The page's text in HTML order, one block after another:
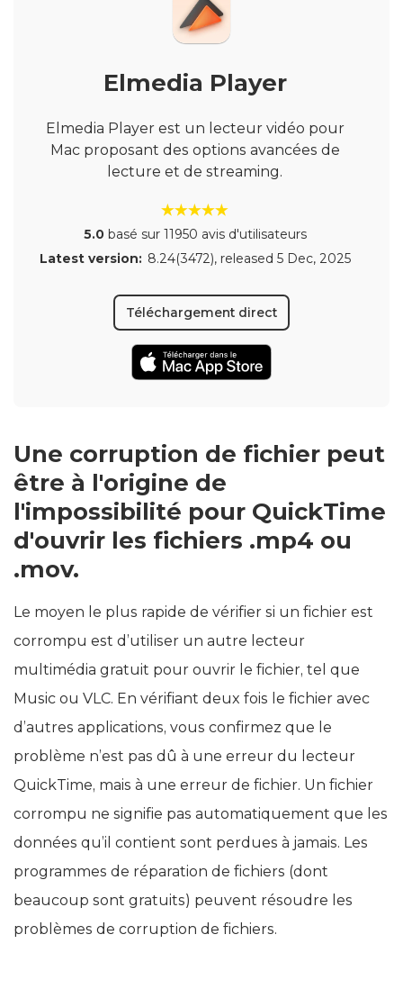
Elmedia Player
Elmedia Player est un lecteur vidéo pour
Mac proposant des options avancées de
lecture et de streaming.
5.0 basé sur 11950 avis d'utilisateurs
Latest version: 8.24(3472), released 5 Dec, 2025
Téléchargement direct
Une corruption de fichier peut
être à l'origine de
l'impossibilité pour QuickTime
d'ouvrir les fichiers .mp4 ou
.mov.
Le moyen le plus rapide de vérifier si un fichier est
corrompu est d’utiliser un autre lecteur
multimédia gratuit pour ouvrir le fichier, tel que
Music ou VLC. En vérifiant deux fois le fichier avec
d’autres applications, vous confirmez que le
problème n’est pas dû à une erreur du lecteur
QuickTime, mais à une erreur de fichier. Un fichier
corrompu ne signifie pas automatiquement que les
données qu’il contient sont perdues à jamais. Les
programmes de réparation de fichiers (dont
beaucoup sont gratuits) peuvent résoudre les
problèmes de corruption de fichiers.